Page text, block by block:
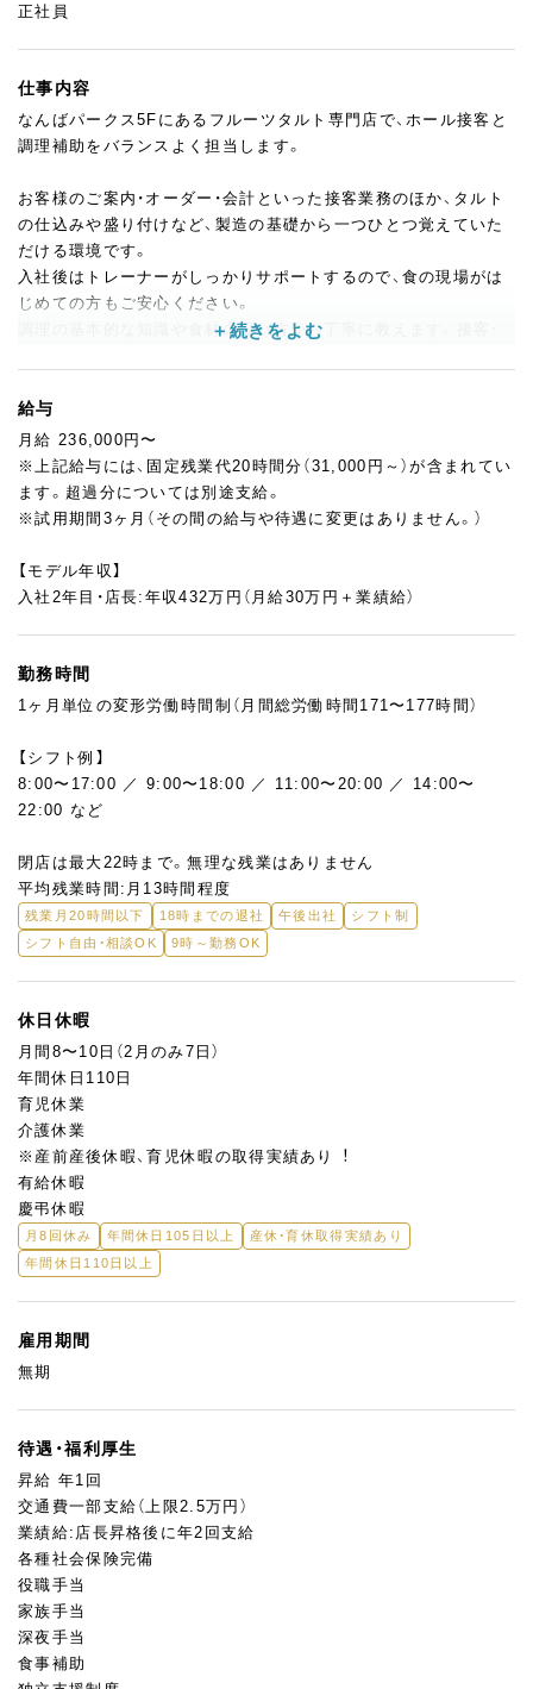
正社員
仕事内容
なんばパークス5Fにあるフルーツタルト専門店で、ホール接客と
調理補助をバランスよく担当します。
お客様のご案内・オーダー・会計といった接客業務のほか、タルト
の仕込みや盛り付けなど、製造の基礎から一つひとつ覚えていた
だける環境です。
入社後はトレーナーがしっかりサポートするので、食の現場がは
じめての方もご安心ください。
調理の基本的な知識や食材の扱い方から丁寧に教えます。接客・
将来的に店長を目指したい方、いつか自分のお店を持ちたいとい
う方にも、最初の一歩として最適な環境です。
＜活かせる経験＞
接客・飲食・販売経験がある方はもちろん、未経験でも意欲があれ
やスイーツが好きな方はすぐに馴染めます。
給与
月給 236,000円〜
※上記給与には、固定残業代20時間分（31,000円～）が含まれてい
ます。超過分については別途支給。
※試用期間3ヶ月（その間の給与や待遇に変更はありません。）
【モデル年収】
入社2年目・店長:年収432万円（月給30万円＋業績給）
勤務時間
1ヶ月単位の変形労働時間制（月間総労働時間171〜177時間）
【シフト例】
8:00〜17:00 ／ 9:00〜18:00 ／ 11:00〜20:00 ／ 14:00〜
22:00 など
閉店は最大22時まで。無理な残業はありません
平均残業時間:月13時間程度
残業月20時間以下 18時までの退社 午後出社
シフト制
シフト自由・相談OK
9時～勤務OK
休日休暇
月間8〜10日（2月のみ7日）
年間休日110日
育児休業
介護休業
※産前産後休暇、育児休暇の取得実績あり︕
有給休暇
慶弔休暇
月8回休み 年間休日105日以上
産休・育休取得実績あり
年間休日110日以上
雇用期間
無期
待遇・福利厚生
昇給 年1回
交通費一部支給（上限2.5万円）
業績給:店長昇格後に年2回支給
各種社会保険完備
役職手当
家族手当
深夜手当
食事補助